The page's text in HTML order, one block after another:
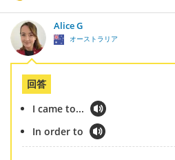
Alice G
オーストラリア
回答
I came to...
In order to